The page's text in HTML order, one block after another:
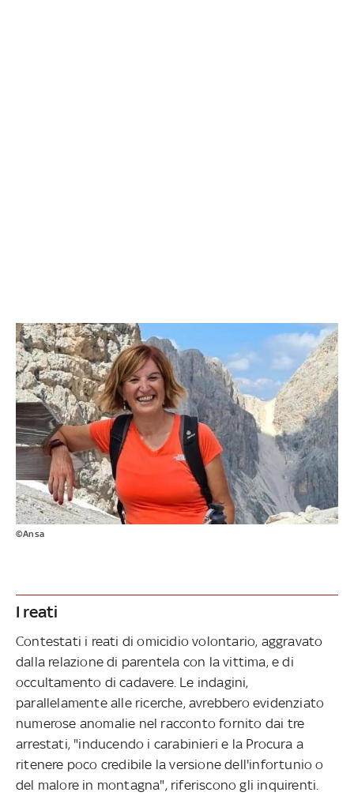
©Ansa
I reati
Contestati i reati di omicidio volontario, aggravato
dalla relazione di parentela con la vittima, e di
occultamento di cadavere. Le indagini,
parallelamente alle ricerche, avrebbero evidenziato
numerose anomalie nel racconto fornito dai tre
arrestati, "inducendo i carabinieri e la Procura a
ritenere poco credibile la versione dell'infortunio o
del malore in montagna", riferiscono gli inquirenti.